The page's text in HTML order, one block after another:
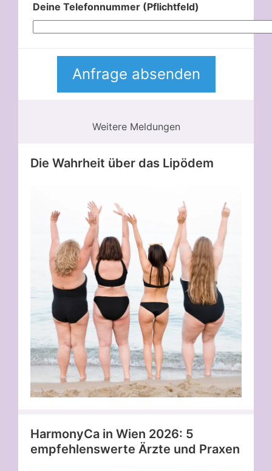
Deine Telefonnummer (Pflichtfeld)
Weitere Meldungen
Die Wahrheit über das Lipödem
HarmonyCa in Wien 2026: 5
empfehlenswerte Ärzte und Praxen